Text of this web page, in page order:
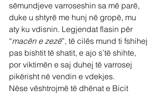
sëmundjeve varroseshin sa më parë,
duke u shtyrë me hunj në gropë, mu
aty ku vdisnin. Legjendat flasin për
“macën e zezë”, të cilës mund ti fshihej
pas bishtit të shatit, e ajo s’të shihte,
por viktimën e saj duhej të varrosej
pikërisht në vendin e vdekjes.
Nëse vështrojmë të dhënat e Bicit